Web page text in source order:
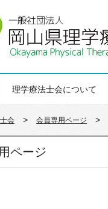
理学療法士会について
会 > 会員専用ページ >
ページ